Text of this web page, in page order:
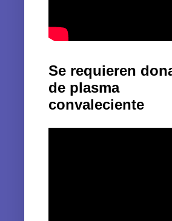
Se requieren
de plasma
convaleciente